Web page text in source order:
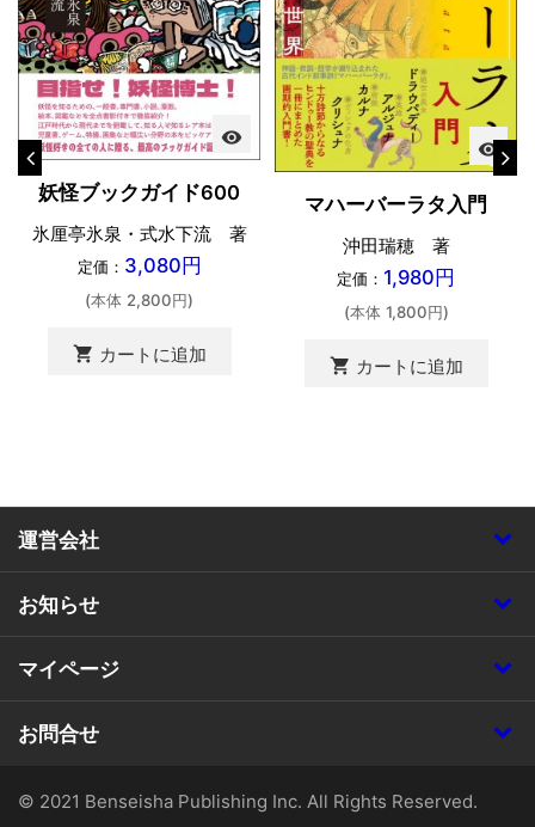
visibility
妖怪ブックガイド600
氷厘亭氷泉・式水下流 著
定価： 3,080円
(本体 2,800円)
shopping_cart カートに追加
visibility
マハーバーラタ入門
沖田瑞穂 著
定価： 1,980円
(本体 1,800円)
shopping_cart カートに追加
運営会社
お知らせ
マイページ
お問合せ
© 2021 Benseisha Publishing Inc. All Rights Reserved.